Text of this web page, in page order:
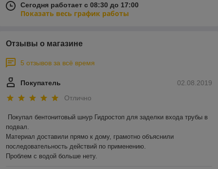
Сегодня работает с 08:30 до 17:00
Показать весь график работы
Отзывы о магазине
5 отзывов за всё время
02.08.2019
Покупатель
Отлично
Покупал бентонитовый шнур Гидростоп для заделки входа трубы в
подвал.
Материал доставили прямо к дому, грамотно объяснили
последовательность действий по применению.
Проблем с водой больше нету.